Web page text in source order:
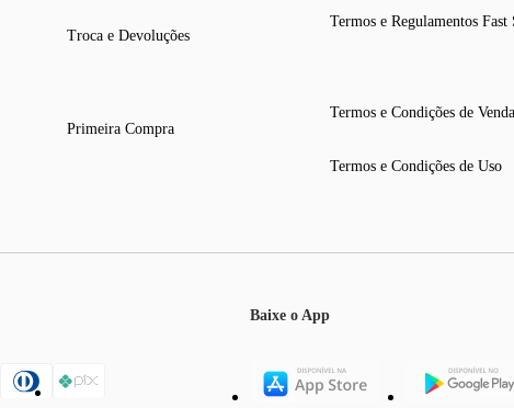
Troca e Devoluções
Primeira Compra
Termos e Regulamentos Fast
Termos e Condições de Venda
Termos e Condições de Uso
Baixe o App